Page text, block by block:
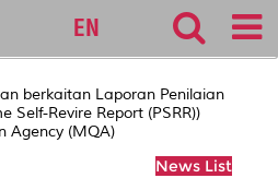
EN
berkaitan Laporan Penilaian
Self-Revire Report (PSRR))
Agency (MQA)
News List